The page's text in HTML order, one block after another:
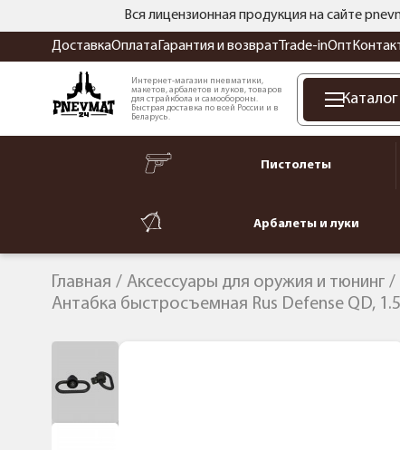
Вся лицензионная продукция на сайте
ДоставкаОплата Гарантия и возврат Trade-inОпт
Интернет-магазин пневматики,
макетов, арбалетов и луков, товаров
для страйкбола и самообороны.
Быстрая доставка по всей России и в
Беларусь.
Каталог
Пистолеты
Арбалеты и луки
Главная Аксессуары для оружия и тюнинг
Антабка быстросъемная Rus Defense QD,